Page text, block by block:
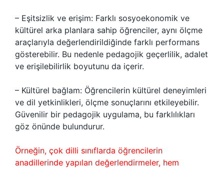
– Eşitsizlik ve erişim: Farklı sosyoekonomik ve
kültürel arka planlara sahip öğrenciler, aynı ölçme
araçlarıyla değerlendirildiğinde farklı performans
gösterebilir. Bu nedenle pedagojik geçerlilik, adalet
ve erişilebilirlik boyutunu da içerir.
– Kültürel bağlam: Öğrencilerin kültürel deneyimleri
ve dil yetkinlikleri, ölçme sonuçlarını etkileyebilir.
Güvenilir bir pedagojik uygulama, bu farklılıkları
göz önünde bulundurur.
Örneğin, çok dilli sınıflarda öğrencilerin
anadillerinde yapılan değerlendirmeler, hem